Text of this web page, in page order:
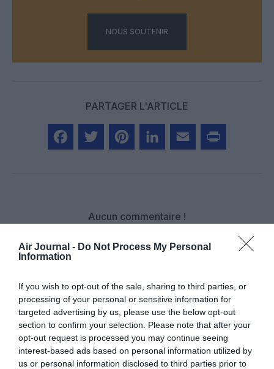
Air Journal - Do Not Process My Personal
Information
If you wish to opt-out of the sale, sharing to third parties, or
processing of your personal or sensitive information for
targeted advertising by us, please use the below opt-out
section to confirm your selection. Please note that after your
opt-out request is processed you may continue seeing
interest-based ads based on personal information utilized by
us or personal information disclosed to third parties prior to
NOUS SOUTENIR
PARTAGER L'ARTICLE
Aucun commentaire !
LAISSER UN COMMENTAIRE
FAIRE UN DON
Appel aux lecteurs !
Soutenez Air Journal participezà son